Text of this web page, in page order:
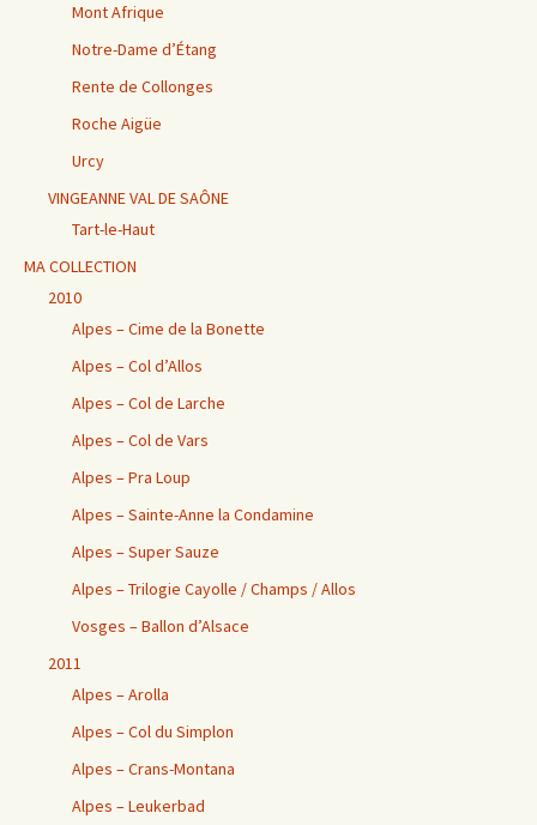
Mont Afrique
Notre-Dame d’Étang
Rente de Collonges
Roche Aigüe
Urcy
VINGEANNE VAL DE SAÔNE
Tart-le-Haut
MA COLLECTION
2010
Alpes – Cime de la Bonette
Alpes – Col d’Allos
Alpes – Col de Larche
Alpes – Col de Vars
Alpes – Pra Loup
Alpes – Sainte-Anne la Condamine
Alpes – Super Sauze
Alpes – Trilogie Cayolle / Champs / Allos
Vosges – Ballon d’Alsace
2011
Alpes – Arolla
Alpes – Col du Simplon
Alpes – Crans-Montana
Alpes – Leukerbad